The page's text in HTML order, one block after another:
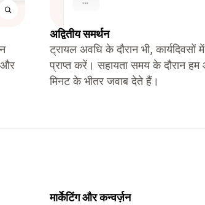
और
अद्वितीय समर्थन
ट्रायल अवधि के दौरान भी, कार्यदिवसों
प्राप्त करें। सहायता समय के दौरान
मिनट के भीतर जवाब देते हैं।
मार्केटिंग और कन्वर्ज़न